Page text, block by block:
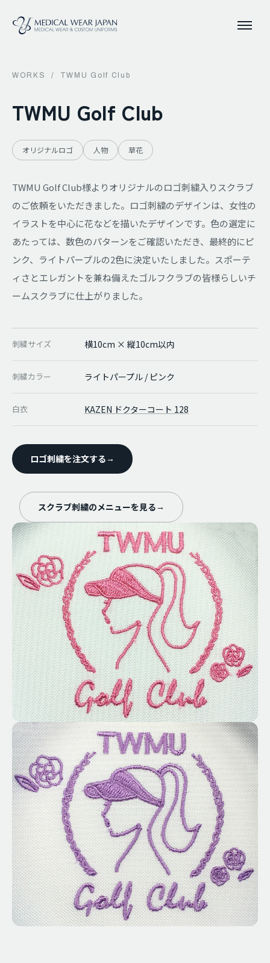
WORKS / TWMU Golf Club
TWMU Golf Club
オリジナルロゴ 人物 草花
TWMU Golf Club様よりオリジナルのロゴ刺繍入りスクラブ
のご依頼をいただきました。ロゴ刺繍のデザインは、女性の
イラストを中心に花などを描いたデザインです。色の選定に
あたっては、数色のパターンをご確認いただき、最終的にピ
ンク、ライトパープルの2色に決定いたしました。スポーテ
ィさとエレガントを兼ね備えたゴルフクラブの皆様らしいチ
ームスクラブに仕上がりました。
刺繍サイズ 横10cm × 縦10cm以内
刺繍カラー ライトパープル / ピンク
白衣 KAZEN ドクターコート 128
ロゴ刺繍を注文する →
スクラブ刺繍のメニューを見る →